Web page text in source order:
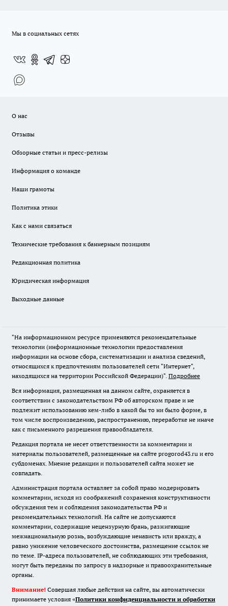
Мы в социальных сетях
О нас
Отзывы
Обзорные статьи и пресс-релизы
Информация о команде
Наши грамоты
Политика этики
Как с нами связаться
Технические требования к баннерным позициям
Редакционная политика
Юридическая информация
Выходные данные
"На информационном ресурсе применяются рекомендательные
технологии (информационные технологии предоставления
информации на основе сбора, систематизации и анализа сведений,
относящихся к предпочтениям пользователей сети "Интернет",
находящихся на территории Российской Федерации)". Подробнее
Вся информация, размещенная на данном сайте, охраняется в
соответствии с законодательством РФ об авторском праве и не
подлежит использованию кем-либо в какой бы то ни было форме, в
том числе воспроизведению, распространению, переработке не иначе
как с письменного разрешения правообладателя.
Редакция портала не несет ответственности за комментарии и
материалы пользователей, размещенные на сайте progorod43.ru и его
субдоменах. Мнение редакции и пользователей сайта может не
совпадать.
Администрация портала оставляет за собой право модерировать
комментарии, исходя из соображений сохранения конструктивности
обсуждения тем и соблюдения законодательства РФ и
рекомендательных технологий. На сайте не допускаются
комментарии, содержащие нецензурную брань, разжигающие
межнациональную рознь, возбуждающие ненависть или вражду, а
равно унижение человеческого достоинства, размещение ссылок не
по теме. IP-адреса пользователей, не соблюдающих эти требования,
могут быть переданы по запросу в надзорные и правоохранительные
органы.
Внимание! Совершая любые действия на сайте, вы автоматически
принимаете условия «Политики конфиденциальности и обработки